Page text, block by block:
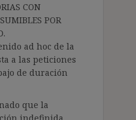
CON
POR
ad hoc de la
a las peticiones
de duración
que la
indefinida